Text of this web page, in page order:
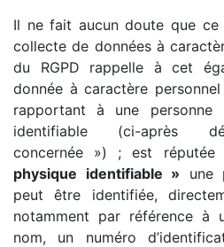
Il ne fait aucun doute que
collecte de données à
du RGPD rappelle à cet
donnée à caractère
rapportant à une personne
identifiable (ci-après
concernée ») ; est réputée
physique identifiable » une
peut être identifiée,
notamment par référence à
nom, un numéro